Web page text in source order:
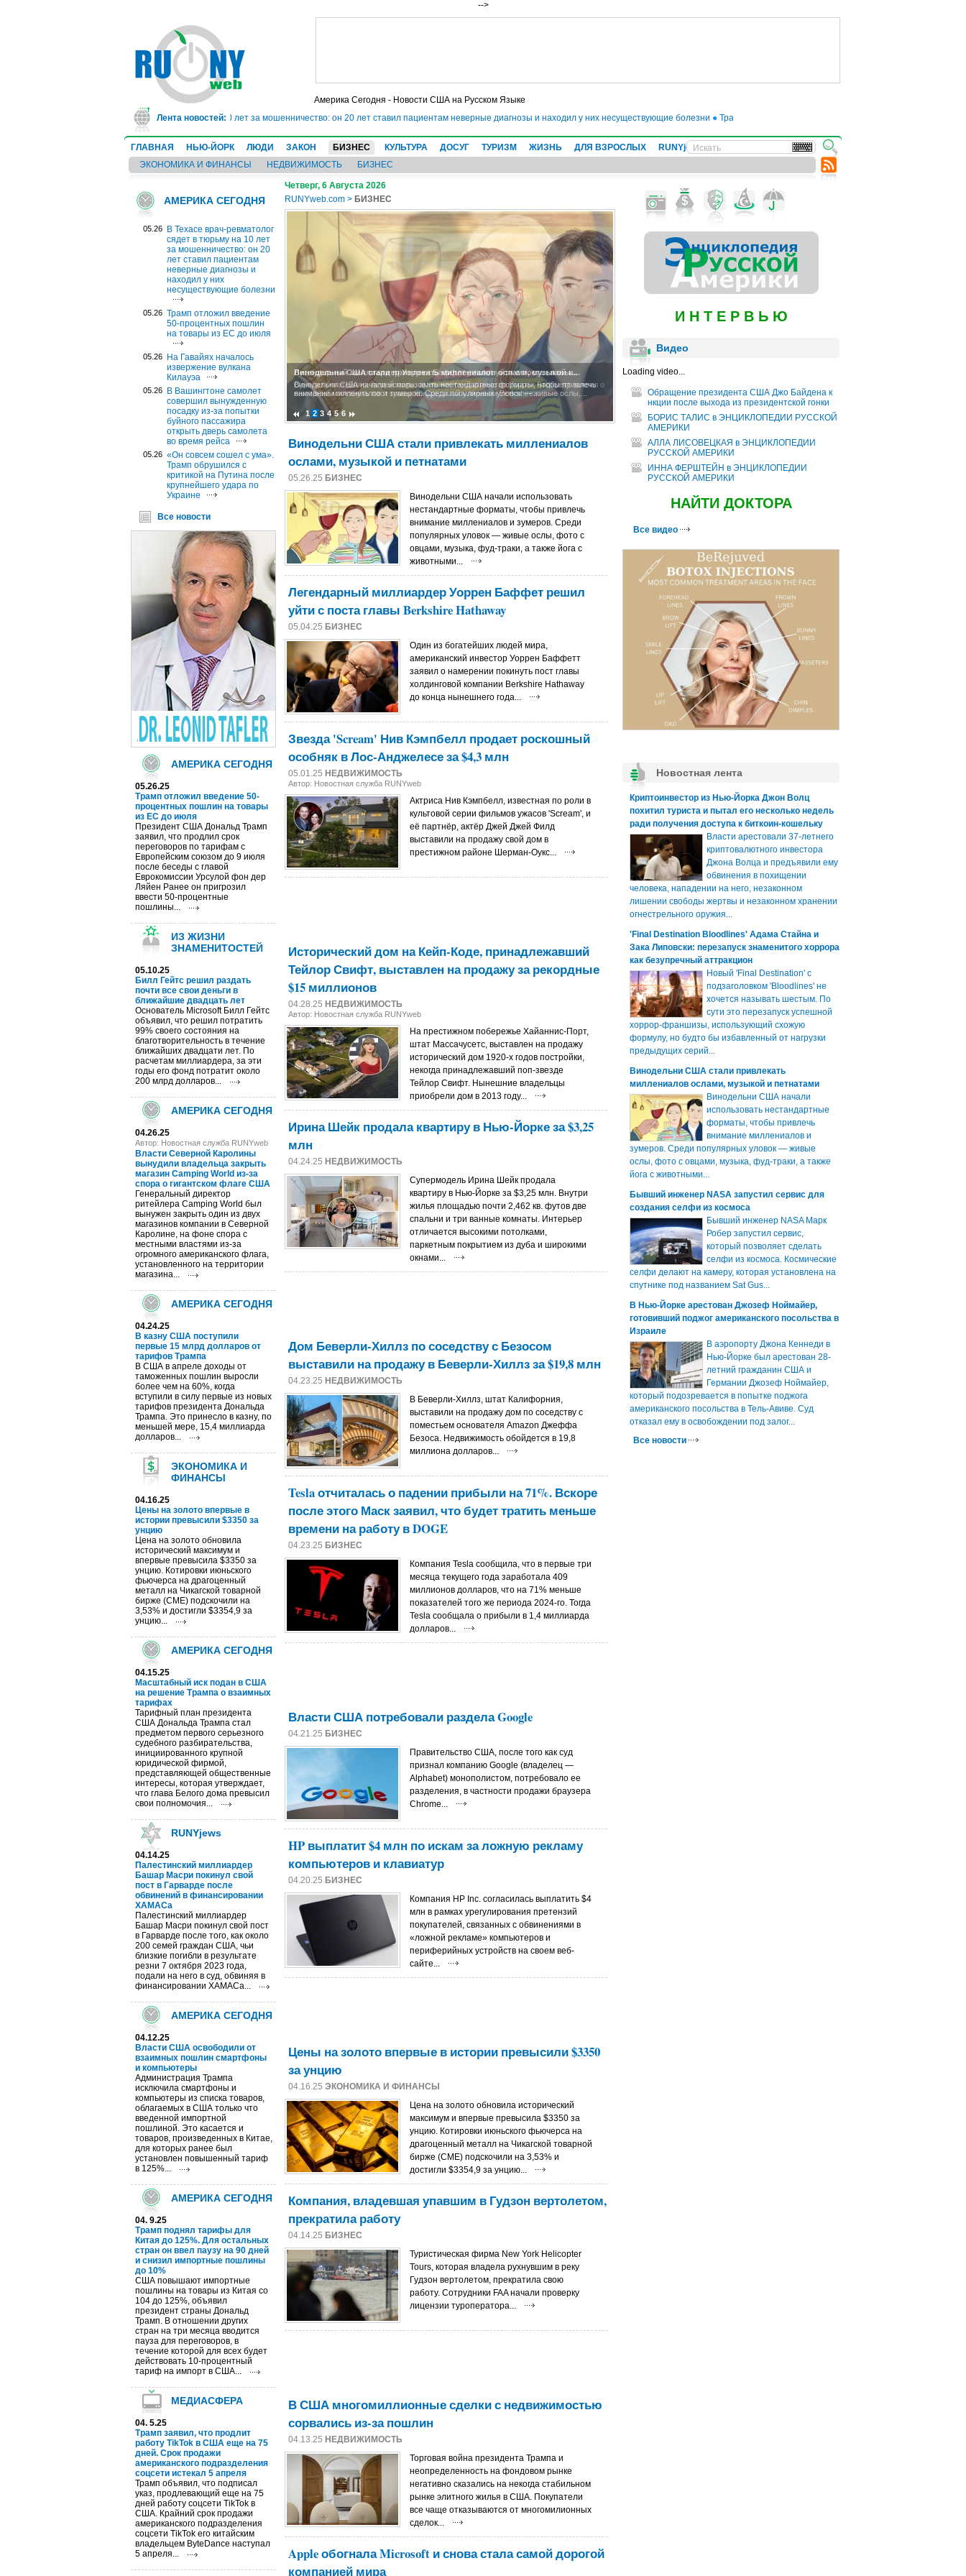
-->
Америка Сегодня - Новости США на Русском Языке
Лента новостей:
В Техасе врач-ревматолог сядет в тюрьму на 10 лет за мошенничество: он 20 лет ставил пациентам неверные диагнозы и находил у них несуществующие болезни● Трамп отложил введение 50-процентных пошлин на товары из ЕС
ГЛАВНАЯ НЬЮ-ЙОРК ЛЮДИ ЗАКОН БИЗНЕС КУЛЬТУРА ДОСУГ ТУРИЗМ ЖИЗНЬ ДЛЯ ВЗРОСЛЫХ RUNYjews
ВЕСТИ ИЗ УКРАИНЫ
ЭКОНОМИКА И ФИНАНСЫ
НЕДВИЖИМОСТЬ БИЗНЕС
АМЕРИКА СЕГОДНЯ
05.26
В Техасе врач-ревматолог
сядет в тюрьму на 10 лет
за мошенничество: он 20
лет ставил пациентам
неверные диагнозы и
находил у них
несуществующие болезни
05.26 Трамп отложил введение
50-процентных пошлин
на товары из ЕС до июля
05.26
На Гавайях началось
извержение вулкана
Килауэа
05.26
В Вашингтоне самолет
совершил вынужденную
посадку из-за попытки
буйного пассажира
открыть дверь самолета
во время рейса
05.26 «Он совсем сошел с ума».
Трамп обрушился с
критикой на Путина после
крупнейшего удара по
Украине
Все новости
АМЕРИКА СЕГОДНЯ
05.26.25
Трамп отложил введение 50-
процентных пошлин на товары
из ЕС до июля
Президент США Дональд Трамп
заявил, что продлил срок
переговоров по тарифам с
Европейским союзом до 9 июля
после беседы с главой
Еврокомиссии Урсулой фон дер
Ляйен Ранее он пригрозил
ввести 50-процентные
пошлины...
ИЗ ЖИЗНИ
ЗНАМЕНИТОСТЕЙ
05.10.25
Билл Гейтс решил раздать
почти все свои деньги в
ближайшие двадцать лет
Основатель Microsoft Билл Гейтс
объявил, что решил потратить
99% своего состояния на
благотворительность в течение
ближайших двадцати лет. По
расчетам миллиардера, за эти
годы его фонд потратит около
200 млрд долларов...
АМЕРИКА СЕГОДНЯ
04.26.25
Автор: Новостная служба RUNYweb
Власти Северной Каролины
вынудили владельца закрыть
магазин Camping World из-за
спора о гигантском флаге США​
Генеральный директор
ритейлера Camping World был
вынужен закрыть один из двух
магазинов компании в Северной
Каролине, на фоне спора с
местными властями из-за
огромного американского флага,
установленного на территории
магазина...
АМЕРИКА СЕГОДНЯ
04.24.25
В казну США поступили
первые 15 млрд долларов от
тарифов Трампа
В США в апреле доходы от
таможенных пошлин выросли
более чем на 60%, когда
вступили в силу первые из новых
тарифов президента Дональда
Трампа. Это принесло в казну, по
меньшей мере, 15,4 миллиарда
долларов...
ЭКОНОМИКА И
ФИНАНСЫ
04.16.25
Цены на золото впервые в
истории превысили $3350 за
унцию
Цена на золото обновила
исторический максимум и
впервые превысила $3350 за
унцию. Котировки июньского
фьючерса на драгоценный
металл на Чикагской товарной
бирже (CME) подскочили на
3,53% и достигли $3354,9 за
унцию...
АМЕРИКА СЕГОДНЯ
04.15.25
Масштабный иск подан в США
на решение Трампа о взаимных
тарифах
Тарифный план президента
США Дональда Трампа стал
предметом первого серьезного
судебного разбирательства,
инициированного крупной
юридической фирмой,
представляющей общественные
интересы, которая утверждает,
что глава Белого дома превысил
свои полномочия...
RUNYjews
04.14.25
Палестинский миллиардер
Башар Масри покинул свой
пост в Гарварде после
обвинений в финансировании
ХАМАСа
Палестинский миллиардер
Башар Масри покинул свой пост
в Гарварде после того, как около
200 семей граждан США, чьи
близкие погибли в результате
резни 7 октября 2023 года,
подали на него в суд, обвиняя в
финансировании ХАМАСа...
АМЕРИКА СЕГОДНЯ
04.12.25
Власти США освободили от
взаимных пошлин смартфоны
и компьютеры
Администрация Трампа
исключила смартфоны и
компьютеры из списка товаров,
облагаемых в США только что
введенной импортной
пошлиной. Это касается и
товаров, произведенных в Китае,
для которых ранее был
установлен повышенный тариф
в 125%...
АМЕРИКА СЕГОДНЯ
04. 9.25
Трамп поднял тарифы для
Китая до 125%. Для остальных
стран он ввел паузу на 90 дней
и снизил импортные пошлины
до 10%
США повышают импортные
пошлины на товары из Китая со
104 до 125%, объявил
президент страны Дональд
Трамп. В отношении других
стран на три месяца вводится
пауза для переговоров, в
течение которой для всех будет
действовать 10-процентный
тариф на импорт в США...
МЕДИАСФЕРА
04. 5.25
Трамп заявил, что продлит
работу TikTok в США еще на 75
дней. Срок продажи
американского подразделения
соцсети истекал 5 апреля
Трамп объявил, что подписал
указ, продлевающий еще на 75
дней работу соцсети TikTok в
США. Крайний срок продажи
американского подразделения
соцсети TikTok его китайским
владельцем ByteDance наступал
5 апреля...
Четверг, 6 Августа 2026
RUNYweb.com > БИЗНЕС
Винодельни США стали привлекать миллениалов ослами, музыкой и...
Винодельни США начали использовать нестандартные форматы, чтобы привлечь
внимание миллениалов и зумеров. Среди популярных уловок — живые ослы,...
Легендарный миллиардер Уоррен Баффет решил уйти с поста главы...
Один из богатейших людей мира, американский инвестор Уоррен Баффетт заявил о
намерении покинуть пост главы холдинговой компании Berkshire...
1 2 3 4 5 6
Винодельни США стали привлекать миллениалов
ослами, музыкой и петнатами
05.26.25 БИЗНЕС
Винодельни США начали использовать
нестандартные форматы, чтобы привлечь
внимание миллениалов и зумеров. Среди
популярных уловок — живые ослы, фото с
овцами, музыка, фуд-траки, а также йога с
животными...
Легендарный миллиардер Уоррен Баффет решил
уйти с поста главы Berkshire Hathaway
05.04.25 БИЗНЕС
Один из богатейших людей мира,
американский инвестор Уоррен Баффетт
заявил о намерении покинуть пост главы
холдинговой компании Berkshire Hathaway
до конца нынешнего года...
Звезда 'Scream' Нив Кэмпбелл продает роскошный
особняк в Лос-Анджелесе за $4,3 млн
05.01.25 НЕДВИЖИМОСТЬ
Автор: Новостная служба RUNYweb
Актриса Нив Кэмпбелл, известная по роли в
культовой серии фильмов ужасов 'Scream', и
её партнёр, актёр Джей Джей Филд
выставили на продажу свой дом в
престижном районе Шерман-Оукс...
Исторический дом на Кейп-Коде, принадлежавший
Тейлор Свифт, выставлен на продажу за рекордные
$15 миллионов
04.28.25 НЕДВИЖИМОСТЬ
Автор: Новостная служба RUNYweb
На престижном побережье Хайаннис-Порт,
штат Массачусетс, выставлен на продажу
исторический дом 1920-х годов постройки,
некогда принадлежавший поп-звезде
Тейлор Свифт. Нынешние владельцы
приобрели дом в 2013 году...
Ирина Шейк продала квартиру в Нью-Йорке за $3,25
млн
04.24.25 НЕДВИЖИМОСТЬ
Cупермодель Ирина Шейк продала
квартиру в Нью-Йорке за $3,25 млн. Внутри
жилья площадью почти 2,462 кв. футов две
спальни и три ванные комнаты. Интерьер
отличается высокими потолками,
паркетным покрытием из дуба и широкими
окнами...
Дом Беверли-Хиллз по соседству с Безосом
выставили на продажу в Беверли-Хиллз за $19,8 млн
04.23.25 НЕДВИЖИМОСТЬ
В Беверли-Хиллз, штат Калифорния,
выставили на продажу дом по соседству с
поместьем основателя Amazon Джеффа
Безоса. Недвижимость обойдется в 19,8
миллиона долларов...
Tesla отчиталась о падении прибыли на 71%. Вскоре
после этого Маск заявил, что будет тратить меньше
времени на работу в DOGE
04.23.25 БИЗНЕС
Компания Tesla сообщила, что в первые три
месяца текущего года заработала 409
миллионов долларов, что на 71% меньше
показателей того же периода 2024-го. Тогда
Tesla сообщала о прибыли в 1,4 миллиарда
долларов...
Власти США потребовали раздела Google
04.21.25 БИЗНЕС
Правительство США, после того как суд
признал компанию Google (владелец —
Alphabet) монополистом, потребовало ее
разделения, в частности продажи браузера
Chrome...
HP выплатит $4 млн по искам за ложную рекламу
компьютеров и клавиатур
04.20.25 БИЗНЕС
Компания HP Inc. согласилась выплатить $4
млн в рамках урегулирования претензий
покупателей, связанных с обвинениями в
«ложной рекламе» компьютеров и
периферийных устройств на своем веб-
сайте...
Цены на золото впервые в истории превысили $3350
за унцию
04.16.25 ЭКОНОМИКА И ФИНАНСЫ
Цена на золото обновила исторический
максимум и впервые превысила $3350 за
унцию. Котировки июньского фьючерса на
драгоценный металл на Чикагской товарной
бирже (CME) подскочили на 3,53% и
достигли $3354,9 за унцию...
Компания, владевшая упавшим в Гудзон вертолетом,
прекратила работу
04.14.25 БИЗНЕС
Туристическая фирма New York Helicopter
Tours, которая владела рухнувшим в реку
Гудзон вертолетом, прекратила свою
работу. Сотрудники FAA начали проверку
лицензии туроператора...
В США многомиллионные сделки с недвижимостью
сорвались из-за пошлин
04.13.25 НЕДВИЖИМОСТЬ
Торговая война президента Трампа и
неопределенность на фондовом рынке
негативно сказались на некогда стабильном
рынке элитного жилья в США. Покупатели
все чаще отказываются от многомилионных
сделок...
Apple обогнала Microsoft и снова стала самой дорогой
компанией мира
И Н Т Е Р В Ь Ю
Видео
Loading video...
Обращение президента США Джо Байдена к
нкции после выхода из президентской гонки
БОРИС ТАЛИС в ЭНЦИКЛОПЕДИИ РУССКОЙ
АМЕРИКИ
АЛЛА ЛИСОВЕЦКАЯ в ЭНЦИКЛОПЕДИИ
РУССКОЙ АМЕРИКИ
ИННА ФЕРШТЕЙН в ЭНЦИКЛОПЕДИИ
РУССКОЙ АМЕРИКИ
НАЙТИ ДОКТОРА
Все видео
Новостная лента
Криптоинвестор из Нью-Йорка Джон Волц
похитил туриста и пытал его несколько недель
ради получения доступа к биткоин-кошельку
Власти арестовали 37-летнего
криптовалютного инвестора
Джона Волца и предъявили ему
обвинения в похищении
человека, нападении на него, незаконном
лишении свободы жертвы и незаконном хранении
огнестрельного оружия...
'Final Destination Bloodlines' Адама Стайна и
Зака Липовски: перезапуск знаменитого хоррора
как безупречный аттракцион
Новый 'Final Destination' с
подзаголовком 'Bloodlines' не
хочется называть шестым. По
сути это перезапуск успешной
хоррор-франшизы, использующий схожую
формулу, но будто бы избавленный от нагрузки
предыдущих серий...
Винодельни США стали привлекать
миллениалов ослами, музыкой и петнатами
Винодельни США начали
использовать нестандартные
форматы, чтобы привлечь
внимание миллениалов и
зумеров. Среди популярных уловок — живые
ослы, фото с овцами, музыка, фуд-траки, а также
йога с животными...
Бывший инженер NASA запустил сервис для
создания селфи из космоса
Бывший инженер NASA Марк
Робер запустил сервис,
который позволяет сделать
селфи из космоса. Космические
селфи делают на камеру, которая установлена на
спутнике под названием Sat Gus...
В Нью-Йорке арестован Джозеф Ноймайер,
готовивший поджог американского посольства в
Израиле
В аэропорту Джона Кеннеди в
Нью-Йорке был арестован 28-
летний гражданин США и
Германии Джозеф Ноймайер,
который подозревается в попытке поджога
американского посольства в Тель-Авиве. Суд
отказал ему в освобождении под залог...
Все новости